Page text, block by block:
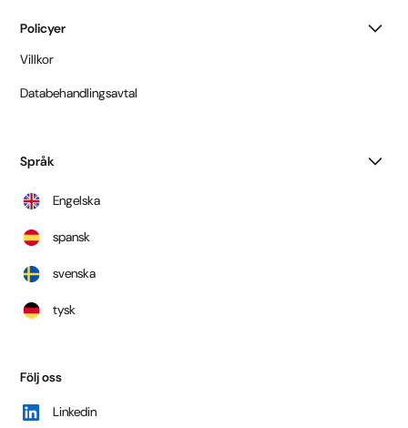
Policyer
Villkor
Databehandlingsavtal
Språk
Engelska
spansk
svenska
tysk
Följ oss
Linkedin